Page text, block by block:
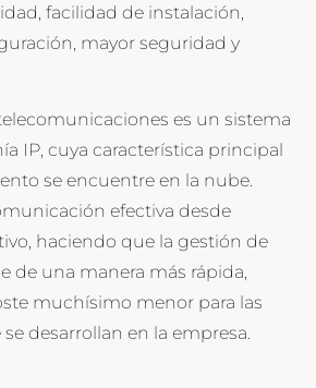
facilidad de instalación,
mayor seguridad y
es un sistema
IP, cuya característica principal
se encuentre en la nube.
efectiva desde
haciendo que la gestión de
de una manera más rápida,
muchísimo menor para las
desarrollan en la empresa.